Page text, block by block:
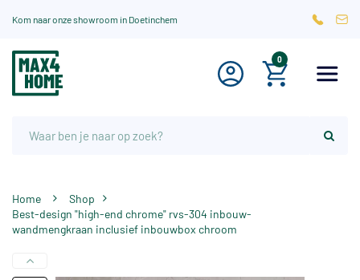
Kom naar onze showroom in Doetinchem
0
Home
Shop
Best-design "high-end chrome" rvs-304 inbouw-
wandmengkraan inclusief inbouwbox chroom